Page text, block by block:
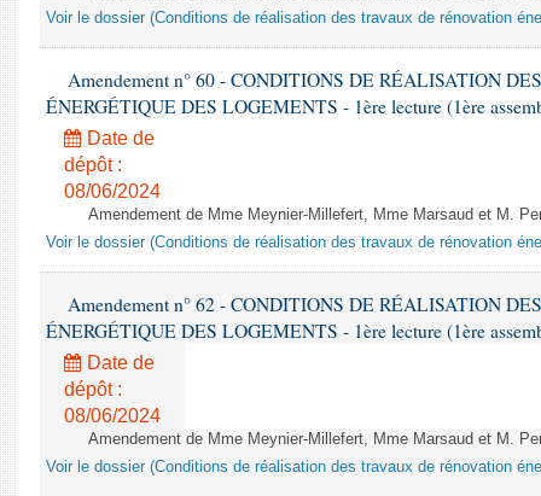
Voir le dossier (Conditions de réalisation des travaux de rénovation
Amendement n° 60 - CONDITIONS DE RÉALISATION
ÉNERGÉTIQUE DES LOGEMENTS - 1ère lecture (1ère
Date de
dépôt :
08/06/2024
Amendement de Mme Meynier-Millefert, Mme Marsaud et M.
Voir le dossier (Conditions de réalisation des travaux de rénovation
Amendement n° 62 - CONDITIONS DE RÉALISATION
ÉNERGÉTIQUE DES LOGEMENTS - 1ère lecture (1ère
Date de
dépôt :
08/06/2024
Amendement de Mme Meynier-Millefert, Mme Marsaud et M.
Voir le dossier (Conditions de réalisation des travaux de rénovation